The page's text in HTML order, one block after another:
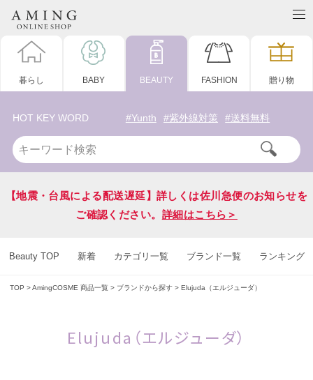
暮らし BABY BEAUTY FASHION 贈り物
HOT KEY WORD #Yunth #紫外線対策 #送料無料
【地震・台風による配送遅延】詳しくは佐川急便のお知らせを
ご確認ください。 詳細はこちら＞
Beauty TOP 新着 カテゴリ一覧 ブランド一覧 ランキング
TOP AmingCOSME 商品一覧 ブランドから探す Elujuda（エルジューダ）
Elujuda（エルジューダ）